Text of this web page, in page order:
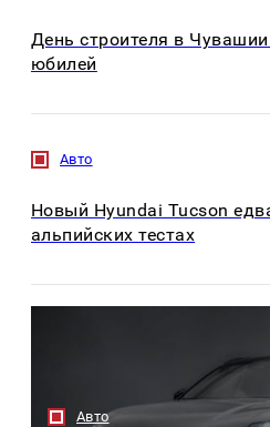
День строителя в
юбилей
Авто
Новый Hyundai Tucson
альпийских тестах
Авто